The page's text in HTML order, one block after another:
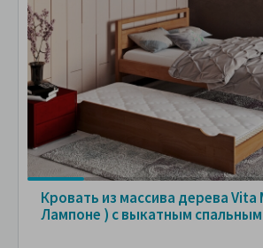
Кровать из массива дерева Vita
Лампоне ) с выкатным